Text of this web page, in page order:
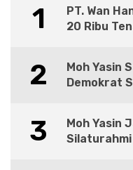
1
PT. Wan
20 Ribu
2
Moh Yasin
Demokrat
3
Moh Yasin
Silaturahmi